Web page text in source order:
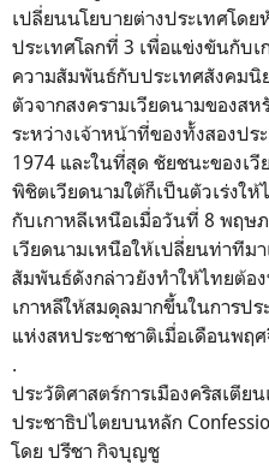
เปลี่ยนนโยบายต่างประเทศโด
ประเทศโลกที่ 3 เพื่อแข่งขันกับ
ความสัมพันธ์กับประเทศสังคมนิ
ตัวจากสงครามเวียดนามของส
ระหว่างเจ้าหน้าที่ของทั้งสองปร
1974 และในที่สุด ชัยชนะของเ
พิชิตเวียดนามใต้ก็เป็นตัวเร่งใ
กับเกาหลีเหนือเมื่อวันที่ 8 พฤษ
เวียดนามเหนือให้เปลี่ยนท่าทีม
สัมพันธ์ดังกล่าวยังทำให้ไทยต้
เกาหลีให้สมดุลมากขึ้นในการป
แห่งสหประชาชาติเมื่อเดือนพฤ
.
ประวัติศาสตร์การเมืองคริสเตี
ประชาธิปไตยบนหลัก
โดย ปรีชา กิจบุญชู